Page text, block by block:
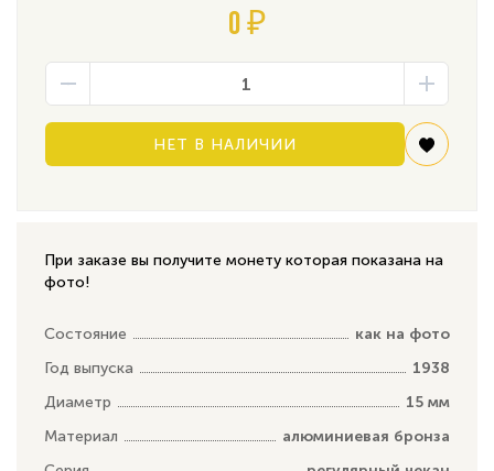
0 ₽
НЕТ В НАЛИЧИИ
При заказе вы получите монету которая показана на
фото!
Состояние
как на фото
Год выпуска
1938
Диаметр
15 мм
Материал
алюминиевая бронза